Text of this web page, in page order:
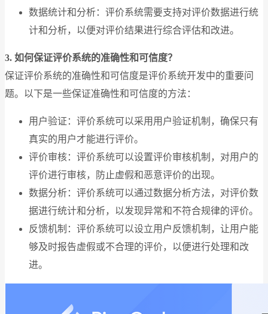
数据统计和分析：评价系统需要支持对评价数据进行统
计和分析，以便对评价结果进行综合评估和改进。
3. 如何保证评价系统的准确性和可信度？
保证评价系统的准确性和可信度是评价系统开发中的重要问
题。以下是一些保证准确性和可信度的方法：
用户验证：评价系统可以采用用户验证机制，确保只有
真实的用户才能进行评价。
评价审核：评价系统可以设置评价审核机制，对用户的
评价进行审核，防止虚假和恶意评价的出现。
数据分析：评价系统可以通过数据分析方法，对评价数
据进行统计和分析，以发现异常和不符合规律的评价。
反馈机制：评价系统可以设立用户反馈机制，让用户能
够及时报告虚假或不合理的评价，以便进行处理和改
进。